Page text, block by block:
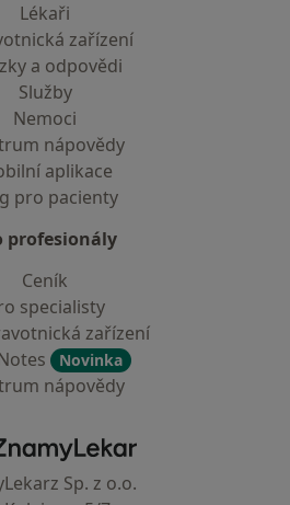
Lékaři
zařízení
a odpovědi
Služby
Nemoci
nápovědy
aplikace
pro pacienty
profesionály
Ceník
specialisty
zařízení
Novinka
nápovědy
ZnamyLekar - Hlavní stránka
Sp. z o.o.